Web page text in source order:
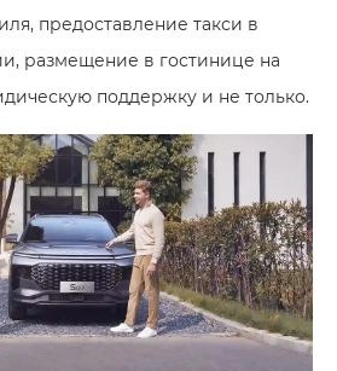
предоставление такси в
размещение в гостинице на
поддержку и не только.